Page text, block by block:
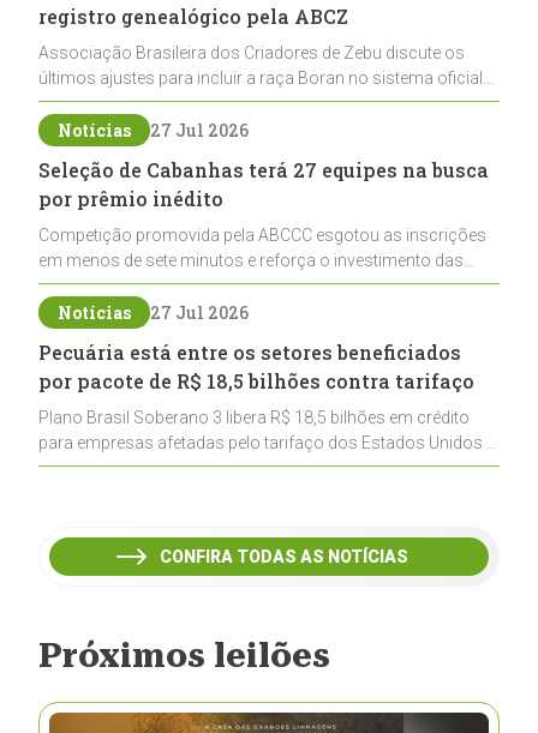
registro genealógico pela ABCZ
Associação Brasileira dos Criadores de Zebu discute os
últimos ajustes para incluir a raça Boran no sistema oficial
de registros, abrindo caminho para sua expansão na
pecuária nacional
Notícias 27 Jul 2026
Seleção de Cabanhas terá 27 equipes na busca
por prêmio inédito
Competição promovida pela ABCCC esgotou as inscrições
em menos de sete minutos e reforça o investimento das
cabanhas na seleção genética de Cavalos Crioulos voltados
ao laço
Notícias 27 Jul 2026
Pecuária está entre os setores beneficiados
por pacote de R$ 18,5 bilhões contra tarifaço
Plano Brasil Soberano 3 libera R$ 18,5 bilhões em crédito
para empresas afetadas pelo tarifaço dos Estados Unidos e
inclui a pecuária entre os setores estratégicos
CONFIRA TODAS AS NOTÍCIAS
Próximos leilões